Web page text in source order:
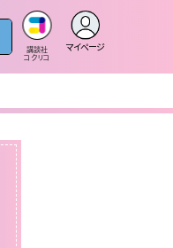
講談社
コクリコ
マイページ